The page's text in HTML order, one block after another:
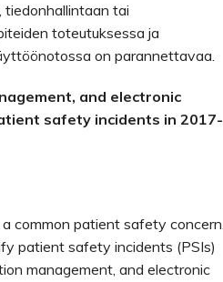
tiedonhallintaan tai
toteutuksessa ja
on parannettavaa.
and electronic
safety incidents in 2017-
common patient safety concern.
patient safety incidents (PSIs)
management, and electronic